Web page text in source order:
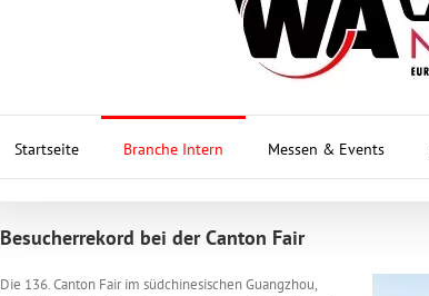
Startseite Branche Intern Messen & Events
Besucherrekord bei der Canton Fair
Die 136. Canton Fair im südchinesischen Guangzhou,